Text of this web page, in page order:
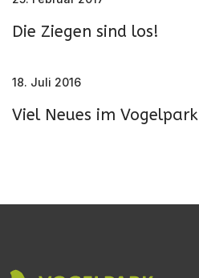
Die Ziegen sind los!
Viel Neues im Vogelpark
18. Juli 2016